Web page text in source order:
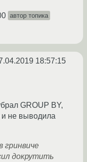
автор топика
18:57:15
GROUP BY,
и не выводила
гринвиче
докрутить